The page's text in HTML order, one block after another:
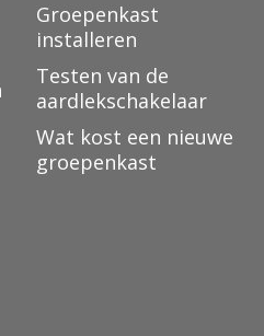
Groepenkast
installeren
Testen van de
aardlekschakelaar
Wat kost een nieuwe
groepenkast